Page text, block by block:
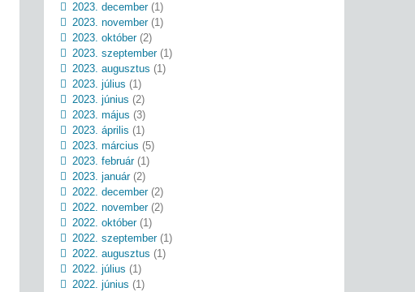
2023. december(1)
2023. november(1)
2023. október(2)
2023. szeptember(1)
2023. augusztus (1)
2023. július (1)
2023. június (2)
2023. május (3)
2023. április (1)
2023. március (5)
2023. február(1)
2023. január(2)
2022. december(2)
2022. november(2)
2022. október(1)
2022. szeptember(1)
2022. augusztus (1)
2022. július (1)
2022. június (1)